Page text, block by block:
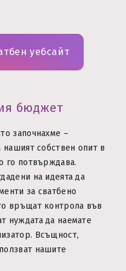
уебсайт
бюджет
започнахме –
собствен опит в
го потвърждава.
на идеята да
за сватбено
връщат контрола във
нуждата да наемате
Всъщност,
нашите